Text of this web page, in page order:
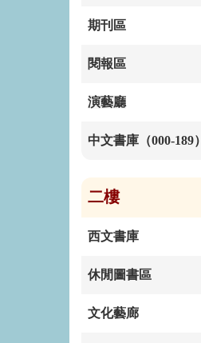
期刊區
閱報區
演藝廳
中文書庫（000-189）
二樓
西文書庫
休閒圖書區
文化藝廊